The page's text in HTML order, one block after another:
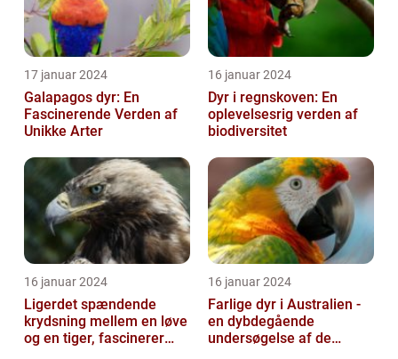
17 januar 2024
Galapagos dyr: En
Fascinerende Verden af
Unikke Arter
16 januar 2024
Dyr i regnskoven: En
oplevelsesrig verden af
biodiversitet
16 januar 2024
Ligerdet spændende
krydsning mellem en løve
og en tiger, fascinerer
16 januar 2024
Farlige dyr i Australien -
en dybdegående
undersøgelse af de